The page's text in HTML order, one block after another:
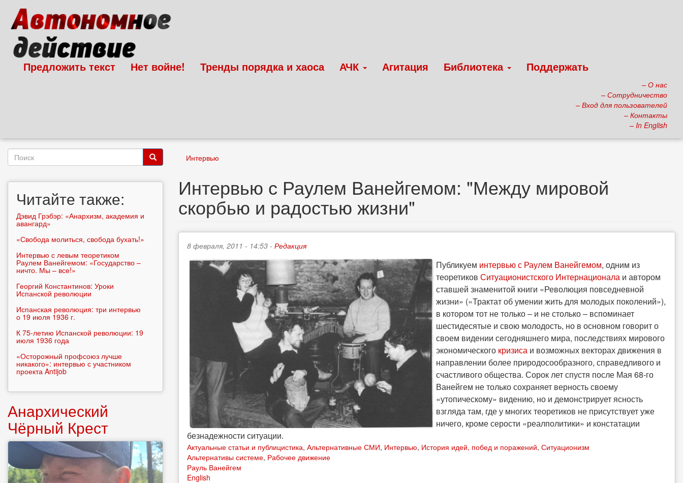
основному
содержанию
Предложить текст Нет войне! Тренды порядка и хаоса АЧК Агитация Библиотека Поддержать
– О нас
– Сотрудничество
– Вход для пользователей
– Контакты
– In English
Интервью
Интервью с Раулем Ванейгемом: "Между мировой
скорбью и радостью жизни"
8 февраля, 2011 - 14:53 - Редакция
Публикуем интервью с Раулем Ванейгемом, одним из
теоретиков Ситуационистского Интернационала и автором
ставшей знаменитой книги «Революция повседневной
жизни» («Трактат об умении жить для молодых поколений»),
в котором тот не только – и не столько – вспоминает
шестидесятые и свою молодость, но в основном говорит о
своем видении сегодняшнего мира, последствиях мирового
экономического кризиса и возможных векторах движения в
направлении более природосообразного, справедливого и
счастливого общества. Сорок лет спустя после Мая 68-го
Ванейгем не только сохраняет верность своему
«утопическому» видению, но и демонстрирует ясность
взгляда там, где у многих теоретиков не присутствует уже
ничего, кроме серости «реалполитики» и констатации
безнадежности ситуации.
Актуальные статьи и публицистика, Альтернативные СМИ, Интервью, История идей, побед и поражений, Ситуационизм
Альтернативы системе, Рабочее движение
Рауль Ванейгем
English
Форма
Читайте также:
Дэвид Грэбэр: «Анархизм, академия и
авангард»
«Свобода молиться, свобода бухать!»
Интервью с левым теоретиком
Раулем Ванейгемом: «Государство –
ничто. Мы – все!»
Георгий Константинов: Уроки
Испанской революции
Испанская революция: три интервью
о 19 июля 1936 г.
К 75-летию Испанской революции: 19
июля 1936 года
«Осторожный профсоюз лучше
никакого»: интервью с участником
проекта Antijob
Анархический
Чёрный Крест